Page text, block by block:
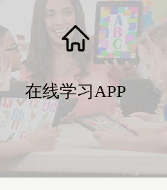
在线学习APP
在线学习APP